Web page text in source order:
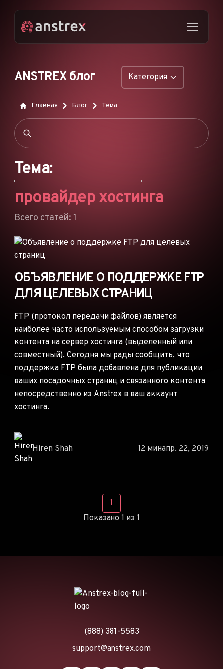
ANSTREX блог Категория
ОБЩИЕ
НАТИВНАЯ РЕКЛАМА
РЕКЛАМА В TIKTOK
РЕКЛАМНЫЕ СЕТИ
КОММЕРЦИЯ
ПАРТНЁРСКИЙ
Главная Блог Тема
Тема:
провайдер хостинга
Всего статей: 1
ОБЪЯВЛЕНИЕ О ПОДДЕРЖКЕ FTP
ДЛЯ ЦЕЛЕВЫХ СТРАНИЦ
FTP (протокол передачи файлов) является
наиболее часто используемым способом загрузки
контента на сервер хостинга (выделенный или
совместный). Сегодня мы рады сообщить, что
поддержка FTP была добавлена для публикации
ваших посадочных страниц и связанного контента
непосредственно из Anstrex в ваш аккаунт
хостинга.
Hiren Shah 12 минапр. 22, 2019
1
Показано 1 из 1
(888) 381-5583
support@anstrex.com